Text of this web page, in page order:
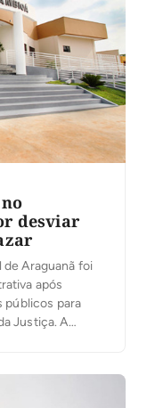
desviar
Araguanã foi
após
públicos para
Justiça. A
o ex-servidor […]